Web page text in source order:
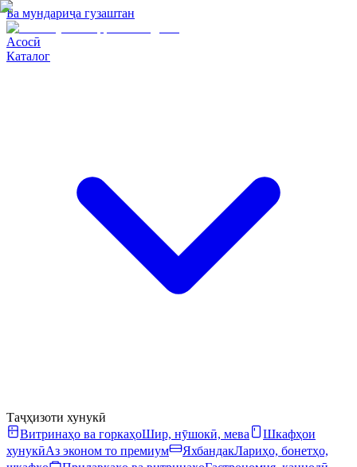
Ба мундариҷа гузаштан
Асосӣ
Каталог
Таҷҳизоти хунукӣ
Витринаҳо ва горкаҳоШир, нӯшокӣ, мева
Шкафҳои
хунукӣАз эконом то премиум ЯхбандакЛариҳо, бонетҳо,